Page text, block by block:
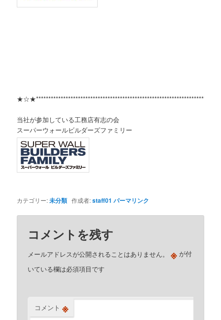
当社が参加している工務店有志の会
スーパーウォールビルダーズファミリー
カテゴリー:未分類 作成者:staff01 パーマリンク
コメントを残す
メールアドレスが公開されることはありません。 ※ が付
いている欄は必須項目です
コメント ※